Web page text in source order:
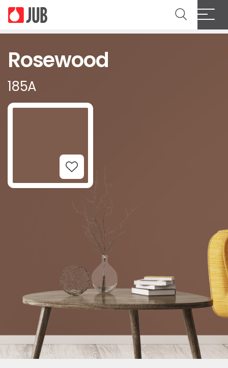
Rosewood
185A
Add to Wishlist